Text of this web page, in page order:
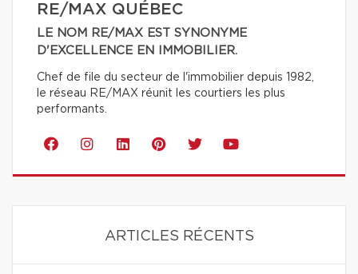
RE/MAX QUÉBEC
LE NOM RE/MAX EST SYNONYME
D'EXCELLENCE EN IMMOBILIER.
Chef de file du secteur de l'immobilier depuis 1982,
le réseau RE/MAX réunit les courtiers les plus
performants.
ARTICLES RÉCENTS